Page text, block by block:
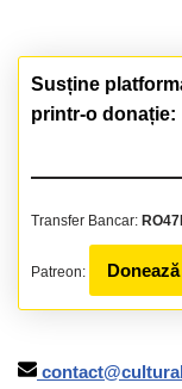
Susține
printr-o donație:
Transfer Bancar:
Patreon: Donează